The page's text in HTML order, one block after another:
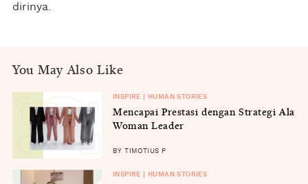
dirinya.
You May Also Like
INSPIRE | HUMAN STORIES
Mencapai Prestasi dengan Strategi Ala
Woman Leader
BY TIMOTIUS P
INSPIRE | HUMAN STORIES